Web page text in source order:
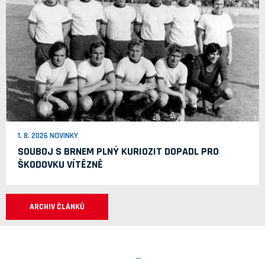
1. 8. 2026 NOVINKY
SOUBOJ S BRNEM PLNÝ KURIOZIT DOPADL PRO
ŠKODOVKU VÍTĚZNĚ
ARCHIV ČLÁNKŮ